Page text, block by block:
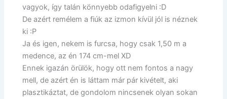
vagyok, így talán könnyebb odafigyelni :D
De azért remélem a fiúk az izmon kívül jól is néznek
ki :P
Ja és igen, nekem is furcsa, hogy csak 1,50 m a
medence, az én 174 cm-mel XD
Ennek igazán örülök, hogy ott nem fontos a nagy
mell, de azért én is láttam már pár kivételt, aki
plasztikáztat, de gondolom nincsenek olyan sokan